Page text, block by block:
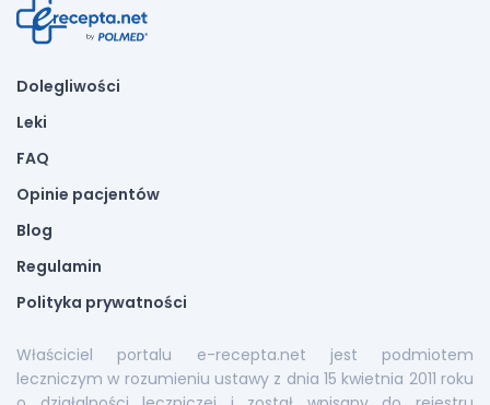
Dolegliwości
Leki
FAQ
Opinie pacjentów
Blog
Regulamin
Polityka prywatności
Właściciel portalu e-recepta.net jest podmiotem
leczniczym w rozumieniu ustawy z dnia 15 kwietnia 2011 roku